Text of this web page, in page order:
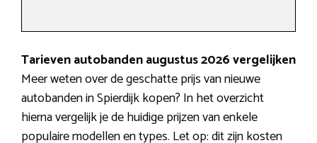
Tarieven autobanden augustus 2026 vergelijken
Meer weten over de geschatte prijs van nieuwe
autobanden in Spierdijk kopen? In het overzicht
hierna vergelijk je de huidige prijzen van enkele
populaire modellen en types. Let op: dit zijn kosten